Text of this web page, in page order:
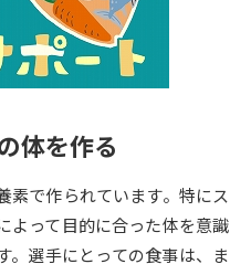
大学入学共通テスト「受験案
内」の請求
高等学校卒業程度認定試験
小学校教員資格認定試験
体を作る
素で作られています。特にス
よって目的に合った体を意識
。選手にとっての食事は、ま